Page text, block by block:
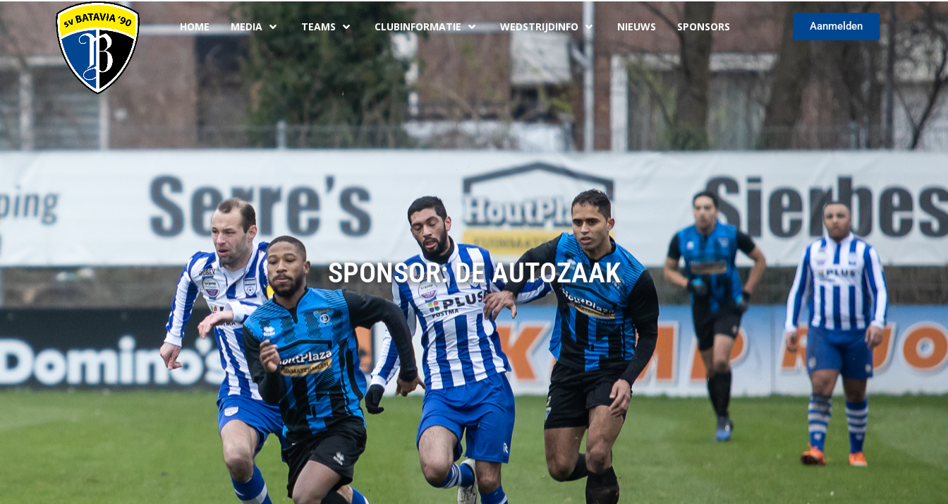
HOME MEDIA TEAMS CLUBINFORMATIE WEDSTRIJDINFO NIEUWS SPONSORS Aanmelden
SPONSOR: DE AUTOZAAK